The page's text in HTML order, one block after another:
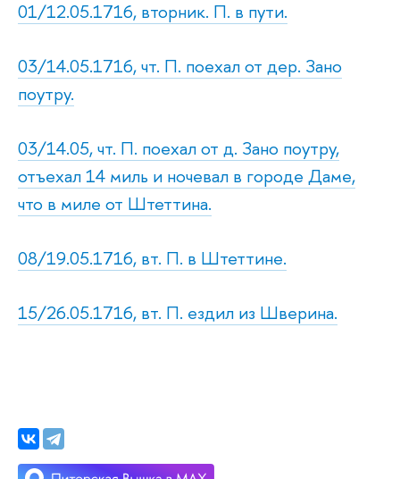
01/12.05.1716, вторник. П. в пути.
03/14.05.1716, чт. П. поехал от дер. Зано
поутру.
03/14.05, чт. П. поехал от д. Зано поутру,
отъехал 14 миль и ночевал в городе Даме,
что в миле от Штеттина.
08/19.05.1716, вт. П. в Штеттине.
15/26.05.1716, вт. П. ездил из Шверина.